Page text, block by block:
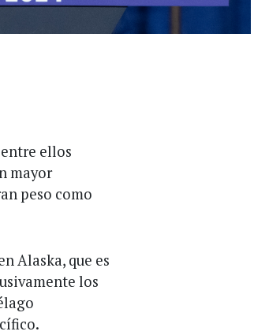
ellos
mayor
peso como
Alaska, que es
los